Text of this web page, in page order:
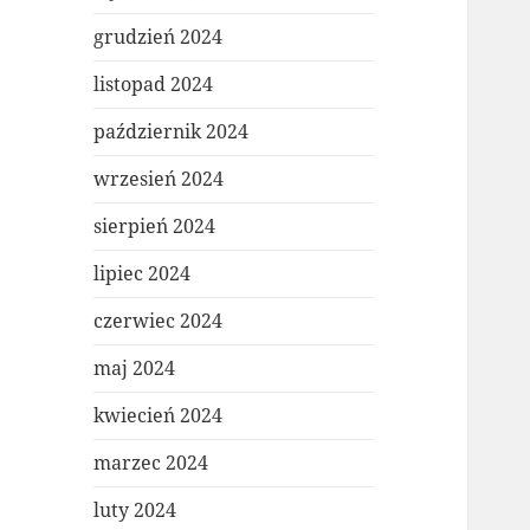
grudzień 2024
listopad 2024
październik 2024
wrzesień 2024
sierpień 2024
lipiec 2024
czerwiec 2024
maj 2024
kwiecień 2024
marzec 2024
luty 2024